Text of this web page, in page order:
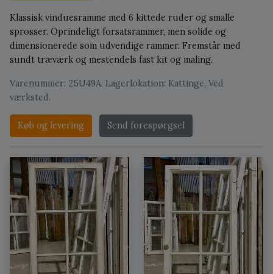
Klassisk vinduesramme med 6 kittede ruder og smalle
sprosser. Oprindeligt forsatsrammer, men solide og
dimensionerede som udvendige rammer. Fremstår med
sundt træværk og mestendels fast kit og maling.
Varenummer: 25U49A. Lagerlokation: Kattinge, Ved
værksted.
Køb og levering Send forespørgsel